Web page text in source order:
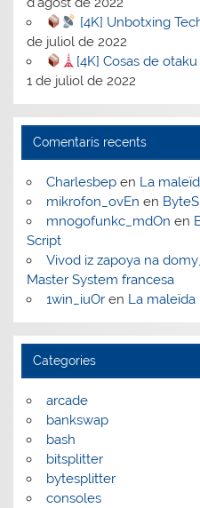
[4K] Unbotxing
de juliol de 2022
[4K] Cosas de
1 de juliol de 2022
Comentaris recents
Charlesbepen La
mikrofon_ovEn en
mnogofunkc_mdOn en
Script
Vivod iz zapoya na
Master System francesa
1win_iuOren La maleïda
Categories
arcade
bankswap
bash
bitsplitter
bytesplitter
consoles